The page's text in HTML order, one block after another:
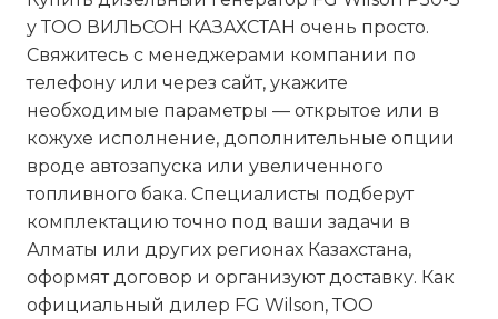
у ТОО ВИЛЬСОН КАЗАХСТАН очень просто.
Свяжитесь с менеджерами компании по
телефону или через сайт, укажите
необходимые параметры — открытое или в
кожухе исполнение, дополнительные опции
вроде автозапуска или увеличенного
топливного бака. Специалисты подберут
комплектацию точно под ваши задачи в
Алматы или других регионах Казахстана,
оформят договор и организуют доставку. Как
официальный дилер FG Wilson, ТОО